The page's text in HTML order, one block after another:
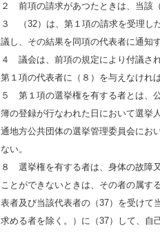
２ 前項の請求があつたときは、当該
３ （32）は、第１項の請求を受理し
議し、その結果を同項の代表者に通知
４ 議会は、前項の規定により付議さ
第１項の代表者に（８）を与えなけれ
５ 第１項の選挙権を有する者とは、
簿の登録が行なわれた日において選挙
通地方公共団体の選挙管理委員会にお
ない。
８ 選挙権を有する者は、身体の故障
ことができないときは、その者の属す
表者及び当該代表者の（37）を受けて
求める者を除く。）に（37）して、自